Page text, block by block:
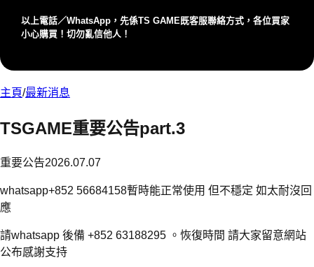
以上電話／WhatsApp，先係TS GAME既客服聯絡⽅式，各位買家
⼩⼼購買！切勿亂信他⼈！
主頁/最新消息
TSGAME重要公告part.3
重要公告2026.07.07
whatsapp+852 56684158暫時能正常使用 但不穩定 如太耐沒回
應
請whatsapp 後備 +852 63188295 。恢復時間 請大家留意網站
公布感謝支持